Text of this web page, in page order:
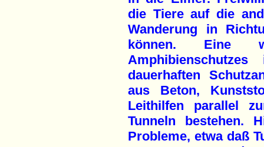
die Tiere auf die
Wanderung in
können. Eine
dauerhaften
aus Beton,
Leithilfen parallel
Tunneln bestehen.
Probleme, etwa daß